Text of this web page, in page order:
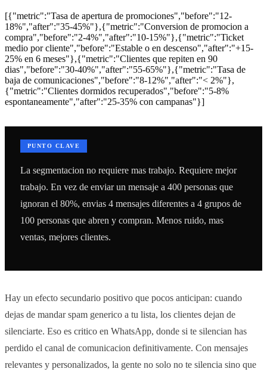
[{"metric":"Tasa de apertura de promociones","before":"12-
18%","after":"35-45%"},{"metric":"Conversion de promocion a
compra","before":"2-4%","after":"10-15%"},{"metric":"Ticket
medio por cliente","before":"Estable o en descenso","after":"+15-
25% en 6 meses"},{"metric":"Clientes que repiten en 90
dias","before":"30-40%","after":"55-65%"},{"metric":"Tasa de
baja de comunicaciones","before":"8-12%","after":"< 2%"},
{"metric":"Clientes dormidos recuperados","before":"5-8%
espontaneamente","after":"25-35% con campanas"}]
PUNTO CLAVE
La segmentacion no requiere mas trabajo. Requiere mejor
trabajo. En vez de enviar un mensaje a 400 personas que
ignoran el 80%, envias 4 mensajes diferentes a 4 grupos de
100 personas que abren y compran. Menos ruido, mas
ventas, mejores clientes.
Hay un efecto secundario positivo que pocos anticipan: cuando
dejas de mandar spam generico a tu lista, los clientes dejan de
silenciarte. Eso es critico en WhatsApp, donde si te silencian has
perdido el canal de comunicacion definitivamente. Con mensajes
relevantes y personalizados, la gente no solo no te silencia sino que